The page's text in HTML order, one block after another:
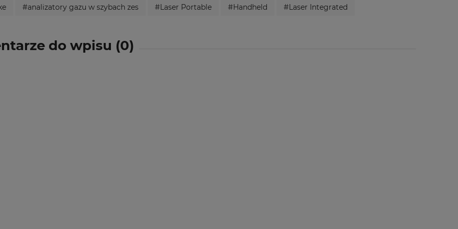
#analizatory gazu w szybach zes #Laser Portable #Handheld #Laser Integrated
do wpisu (0)